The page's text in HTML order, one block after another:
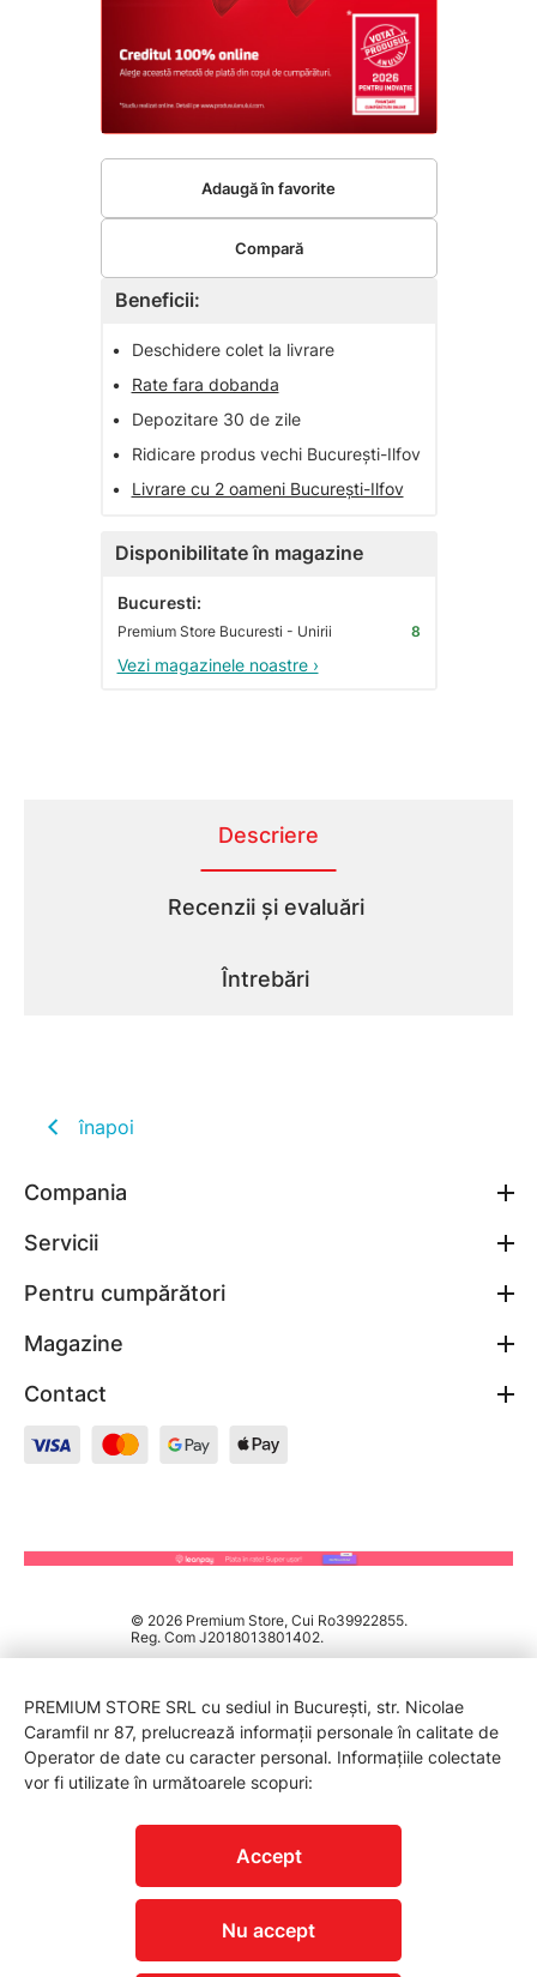
Beneficii:
•
Deschidere colet la livrare
•
Rate fara dobanda
•
Depozitare 30 de zile
•
Ridicare produs vechi București-Ilfov
•
Livrare cu 2 oameni București-Ilfov
Disponibilitate în magazine
Bucuresti:
Premium Store Bucuresti - Unirii 8
Vezi magazinele noastre ›
Adaugă în favorite
Compară
Descriere
Recenzii și evaluări
Întrebări
înapoi
Compania
Servicii
Pentru cumpărători
Magazine
Contact
© 2026 Premium Store, Cui Ro39922855.
Reg. Com J2018013801402.
PREMIUM STORE SRL cu sediul in București, str. Nicolae
Caramfil nr 87, prelucrează informații personale în calitate de
Operator de date cu caracter personal. Informațiile colectate
vor fi utilizate în următoarele scopuri:
Accept
Nu accept